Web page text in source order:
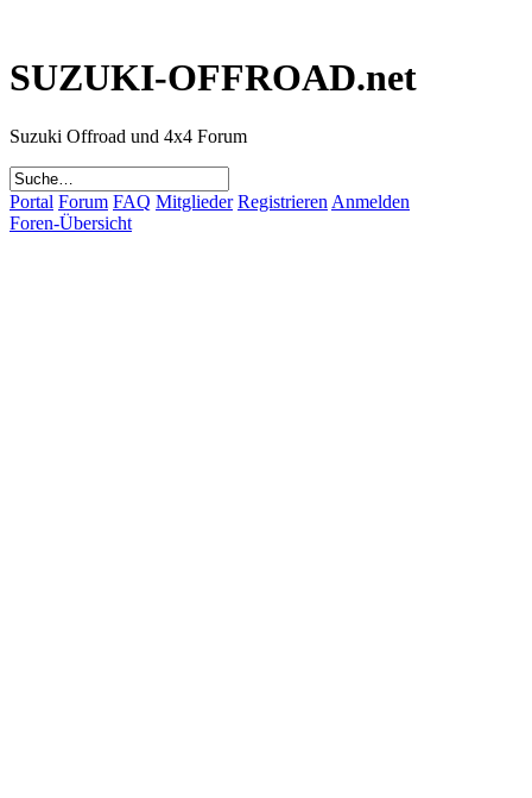
SUZUKI-OFFROAD.net
Suzuki Offroad und 4x4 Forum
Portal Forum FAQ Mitglieder Registrieren Anmelden
Foren-Übersicht